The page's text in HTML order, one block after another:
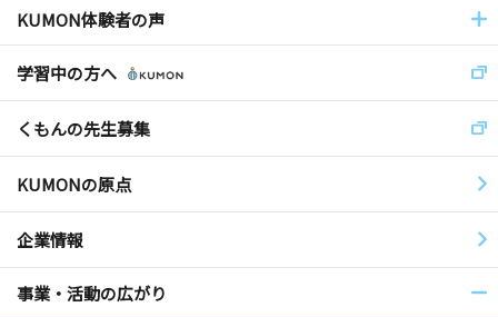
KUMON体験者の声
学習中の方へ
くもんの先生募集
KUMONの原点
企業情報
事業・活動の広がり